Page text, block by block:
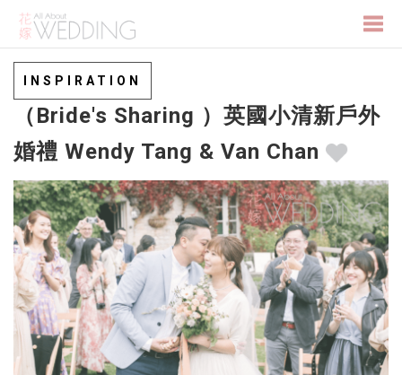
INSPIRATION
（Bride's Sharing ）英國小清新戶外
婚禮 Wendy Tang & Van Chan